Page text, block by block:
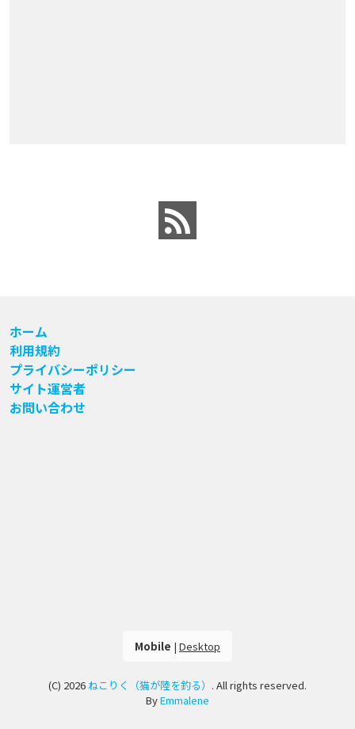
ホーム
利用規約
プライバシーポリシー
サイト運営者
お問い合わせ
Mobile | Desktop
(C) 2026ねこりく（猫が陸を釣る） . All rights reserved.
ByEmmalene